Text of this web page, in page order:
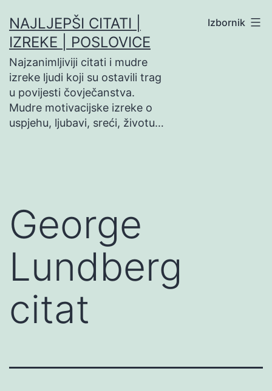
na
sadržaj
NAJLJEPŠI CITATI |
IZREKE | POSLOVICE
Najzanimljiviji citati i mudre
izreke ljudi koji su ostavili trag
u povijesti čovječanstva.
Mudre motivacijske izreke o
uspjehu, ljubavi, sreći, životu…
Izbornik
George
Lundberg
citat